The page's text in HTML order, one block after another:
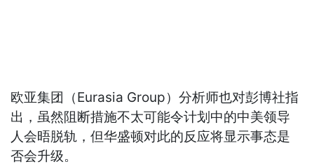
欧亚集团（Eurasia Group）分析师也对彭博社指
出，虽然阻断措施不太可能令计划中的中美领导
人会晤脱轨，但华盛顿对此的反应将显示事态是
否会升级。